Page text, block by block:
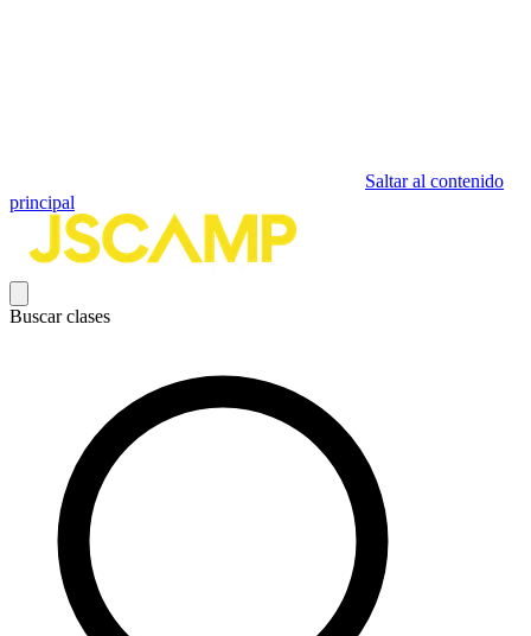
Saltar al contenido
principal
Buscar clases